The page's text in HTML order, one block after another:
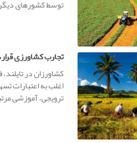
توسط کشورهای
تجارب کشاورزی
کشاورزان در
اغلب به اعتبارات
ترویجی، آموزشی